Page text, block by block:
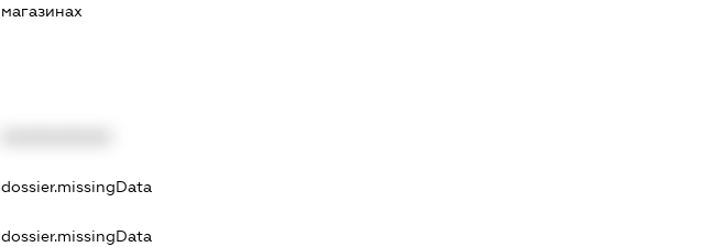
магазинах
dossier.missingData
dossier.missingData